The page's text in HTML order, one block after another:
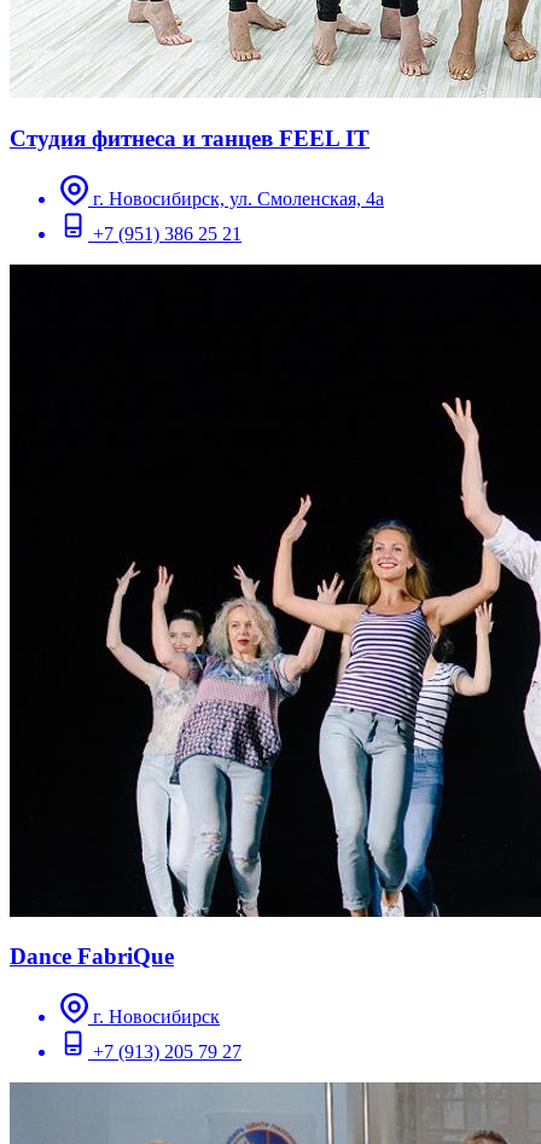
Студия фитнеса и танцев FEEL IT
г. Новосибирск, ул. Смоленская, 4а
+7 (951) 386 25 21
Dance FabriQue
г. Новосибирск
+7 (913) 205 79 27